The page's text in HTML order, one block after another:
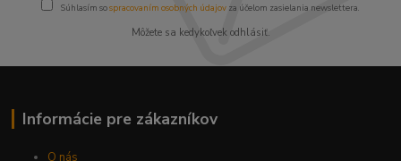
Súhlasím sospracovaním osobných údajov za účelom zasielania newslettera.
Môžete sa kedykoľvek odhlásiť.
Informácie pre zákazníkov
O nás